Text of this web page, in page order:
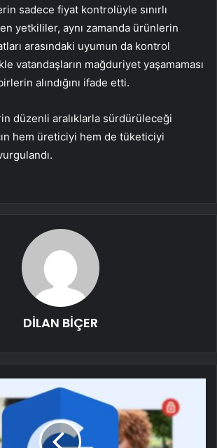
sadece fiyat kontrolüyle sınırlı
yetkililer, aynı zamanda ürünlerin
arasındaki uyumun da kontrol
vatandaşların mağduriyet yaşamaması
alındığını ifade etti.
düzenli aralıklarla sürdürüleceği
hem üreticiyi hem de tüketiciyi
DİLAN BİÇER